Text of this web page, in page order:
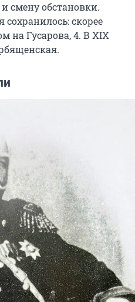
смену обстановки.
сохранилось: скорее
на Гусарова, 4. В XIX